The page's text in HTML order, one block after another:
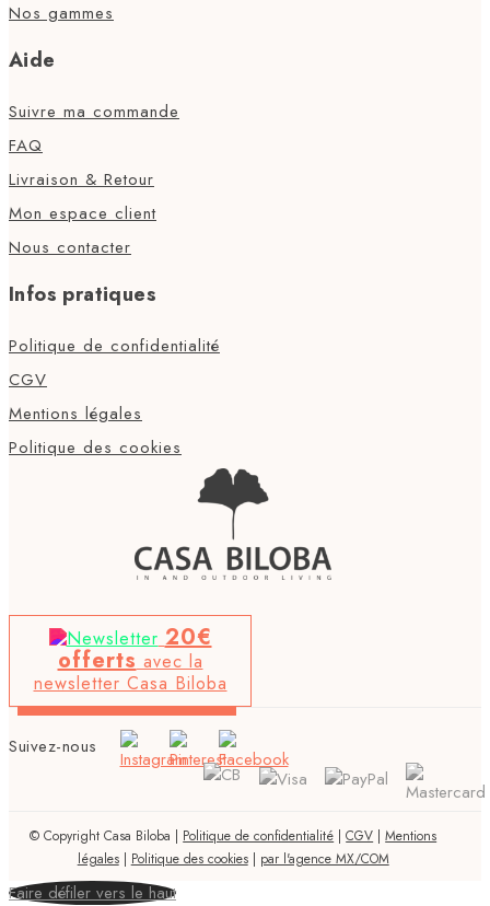
Nos gammes
Aide
Suivre ma commande
FAQ
Livraison & Retour
Mon espace client
Nous contacter
Infos pratiques
Politique de confidentialité
CGV
Mentions légales
Politique des cookies
20€
offerts avec la
newsletter Casa Biloba
Suivez-nous
© Copyright Casa Biloba | Politique de confidentialité |CGV |Mentions
légales| Politique des cookies| par l'agence MX/COM
Faire défiler vers le haut